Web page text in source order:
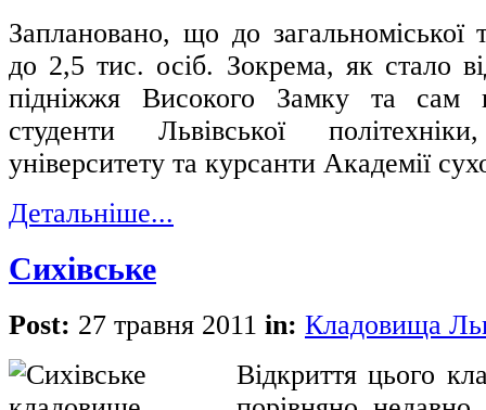
Заплановано, що до загальноміської
до 2,5 тис. осіб. Зокрема, як стало
підніжжя Високого Замку та сам
студенти Львівської
університету та курсанти Академії
Детальніше...
Сихівське
Post: 27 травня 2011 in: Кладовища
Відкриття цього